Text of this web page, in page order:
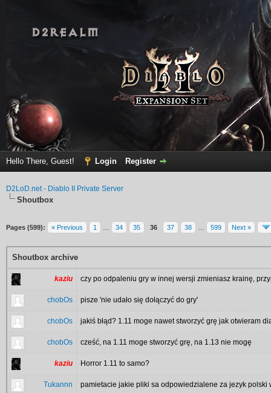
Hello There, Guest! Login Register
D2LoD.net - Diablo II Private Server
Shoutbox
Pages (599): « Previous 1 34 35 36 37 38 599 Next »
Shoutbox archive
kaziu czy po odpaleniu gry w innej wersji zmieniasz krainę,
chobOs pisze 'nie udało się dołączyć do gry'
chobOs jakiś błąd? 1.11 moge nawet stworzyć grę jak otwieram
chobOs cześć, na 1.11 moge stworzyć grę, na 1.13 nie mogę
kaziu Horror 1.11 to samo?
Tukannn pamietacie jakie pliki sa odpowiedzialene za jezyk polski